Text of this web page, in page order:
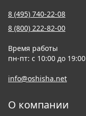
8 (495) 740-22-08
8 (800) 222-82-00
Время работы
пн-пт: с 10:00 до 19:00
info@oshisha.net
О компании